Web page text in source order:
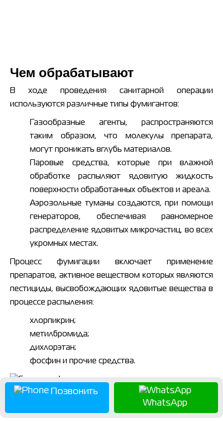
Чем обрабатывают
В ходе проведения санитарной операции
используются различные типы фумигантов:
Газообразные агенты, распространяются
таким образом, что молекулы препарата,
могут проникать вглубь материалов.
Паровые средства, которые при влажной
обработке распыляют ядовитую жидкость
поверхности обработанных объектов и ареала.
Аэрозольные туманы создаются, при помощи
генераторов, обеспечивая равномерное
распределение ядовитых микрочастиц, во всех
укромных местах.
Процесс фумигации включает применение
препаратов, активное веществом которых являются
пестициды, высвобождающих ядовитые вещества в
процессе распыления:
хлорпикрин;
метилбромида;
дихлорэтан;
фосфин и прочие средства.
Позвонить
WhatsApp